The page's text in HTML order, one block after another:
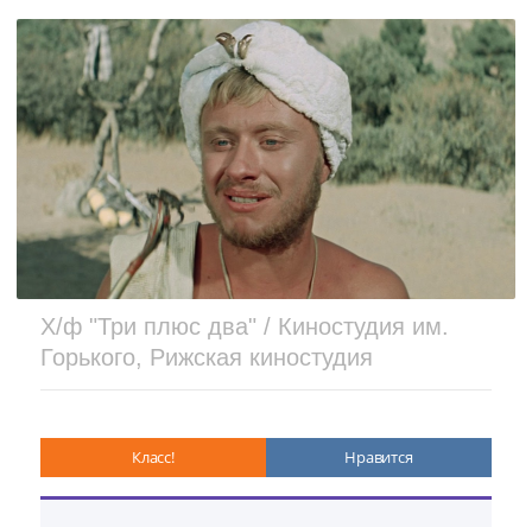
Х/ф "Три плюс два" / Киностудия им.
Горького, Рижская киностудия
Класс! Нравится